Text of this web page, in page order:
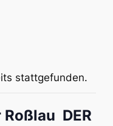
stattgefunden.
DER